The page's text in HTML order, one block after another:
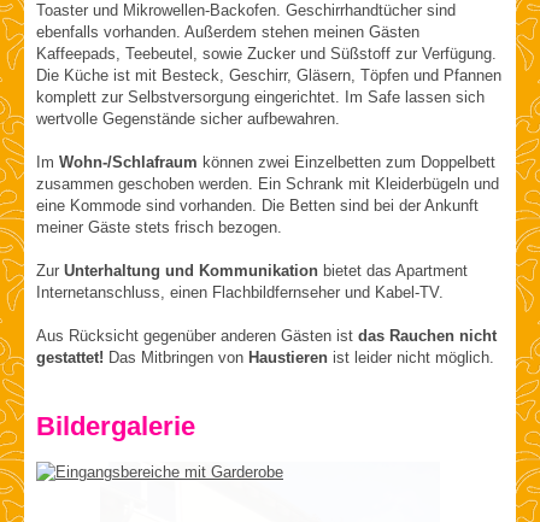
Toaster und Mikrowellen-Backofen. Geschirrhandtücher sind
ebenfalls vorhanden. Außerdem stehen meinen Gästen
Kaffeepads, Teebeutel, sowie Zucker und Süßstoff zur Verfügung.
Die Küche ist mit Besteck, Geschirr, Gläsern, Töpfen und Pfannen
komplett zur Selbstversorgung eingerichtet. Im Safe lassen sich
wertvolle Gegenstände sicher aufbewahren.
Im Wohn-/Schlafraum können zwei Einzelbetten zum Doppelbett
zusammen geschoben werden. Ein Schrank mit Kleiderbügeln und
eine Kommode sind vorhanden. Die Betten sind bei der Ankunft
meiner Gäste stets frisch bezogen.
Zur Unterhaltung und Kommunikation bietet das Apartment
Internetanschluss, einen Flachbildfernseher und Kabel-TV.
Aus Rücksicht gegenüber anderen Gästen ist das Rauchen nicht
gestattet! Das Mitbringen von Haustieren ist leider nicht möglich.
Bildergalerie